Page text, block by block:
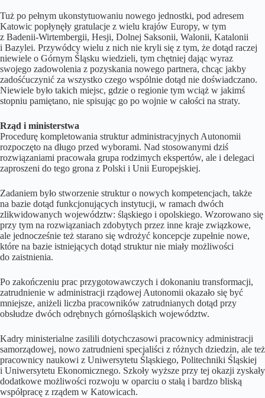
Tuż po pełnym ukonstytuowaniu nowego jednostki, pod adresem
Katowic popłynęły gratulacje z wielu krajów Europy, w tym
z Badenii-Wirtembergii, Hesji, Dolnej Saksonii, Walonii, Katalonii
i Bazylei. Przywódcy wielu z nich nie kryli się z tym, że dotąd raczej
niewiele o Górnym Śląsku wiedzieli, tym chętniej dając wyraz
swojego zadowolenia z pozyskania nowego partnera, chcąc jakby
zadośćuczynić za wszystko czego wspólnie dotąd nie doświadczano.
Niewiele było takich miejsc, gdzie o regionie tym wciąż w jakimś
stopniu pamiętano, nie spisując go po wojnie w całości na straty.
Rząd i ministerstwa
Procedurę kompletowania struktur administracyjnych Autonomii
rozpoczęto na długo przed wyborami. Nad stosowanymi dziś
rozwiązaniami pracowała grupa rodzimych ekspertów, ale i delegaci
zaproszeni do tego grona z Polski i Unii Europejskiej.
Zadaniem było stworzenie struktur o nowych kompetencjach, także
na bazie dotąd funkcjonujących instytucji, w ramach dwóch
zlikwidowanych województw: śląskiego i opolskiego. Wzorowano się
przy tym na rozwiązaniach zdobytych przez inne kraje związkowe,
ale jednocześnie też starano się wdrożyć koncepcje zupełnie nowe,
które na bazie istniejących dotąd struktur nie miały możliwości
do zaistnienia.
Po zakończeniu prac przygotowawczych i dokonaniu transformacji,
zatrudnienie w administracji rządowej Autonomii okazało się być
mniejsze, aniżeli liczba pracowników zatrudnianych dotąd przy
obsłudze dwóch odrębnych górnośląskich województw.
Kadry ministerialne zasilili dotychczasowi pracownicy administracji
samorządowej, nowo zatrudnieni specjaliści z różnych dziedzin, ale też
pracownicy naukowi z Uniwersytetu Śląskiego, Politechniki Śląskiej
i Uniwersytetu Ekonomicznego. Szkoły wyższe przy tej okazji zyskały
dodatkowe możliwości rozwoju w oparciu o stałą i bardzo bliską
współpracę z rządem w Katowicach.